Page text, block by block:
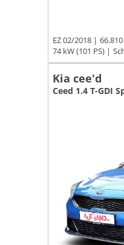
EZ 02/2018
74 kW (101 PS)
Kia cee'd
Ceed 1.4 T-GDI